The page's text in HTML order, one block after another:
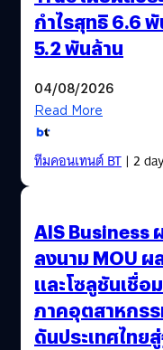
กำไรสุทธิ 6.6
5.2 พันล้าน
04/08/2026
Read More
ทีมคอนเทนต์ BT| 2
AIS Business
ลงนาม MOU ผ
และโซลูชันเชื่อ
ภาคอุตสาหกร
ดันประเทศไทย